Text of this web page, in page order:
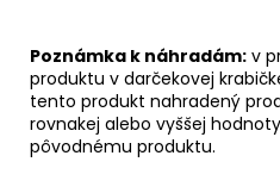
Poznámka k náhradám: v
produktu v darčekovej
tento produkt nahradený
rovnakej alebo vyššej
pôvodnému produktu.